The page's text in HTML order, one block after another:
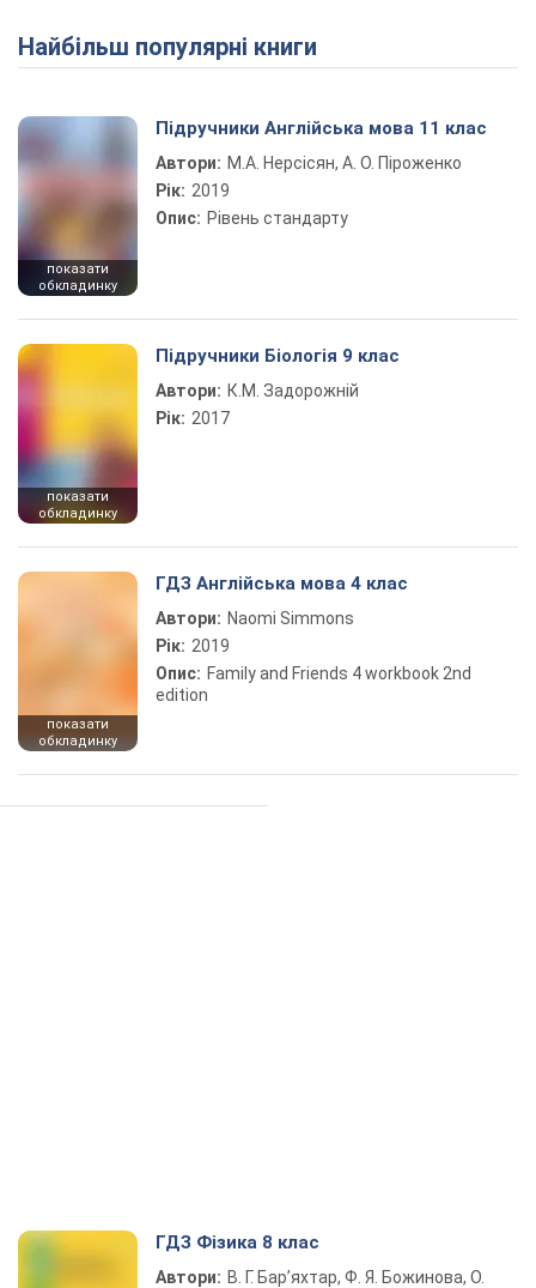
Найбільш популярні книги
показати
обкладинку
Підручники Англійська мова 11 клас
Автори: М.А. Нерсісян, А. О. Піроженко
Рік: 2019
Опис: Рівень стандарту
показати
обкладинку
Підручники Біологія 9 клас
Автори: К.М. Задорожній
Рік: 2017
показати
обкладинку
ГДЗ Англійська мова 4 клас
Автори: Naomi Simmons
Рік: 2019
Опис: Family and Friends 4 workbook 2nd
edition
ГДЗ Фізика 8 клас
Автори: В. Г. Бар’яхтар, Ф. Я. Божинова, О.